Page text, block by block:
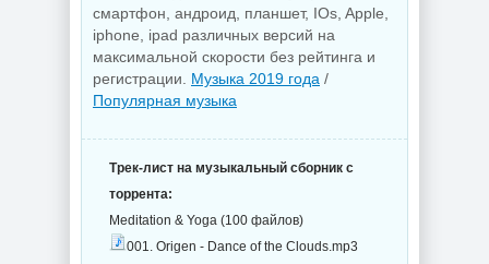
смартфон, андроид, планшет, IOs, Apple,
iphone, ipad различных версий на
максимальной скорости без рейтинга и
регистрации. Музыка 2019 года /
Популярная музыка
Трек-лист на музыкальный сборник с
торрента:
Meditation & Yoga (100 файлов)
001. Origen - Dance of the Clouds.mp3